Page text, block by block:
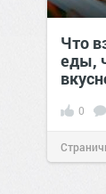
Что
еды,
0